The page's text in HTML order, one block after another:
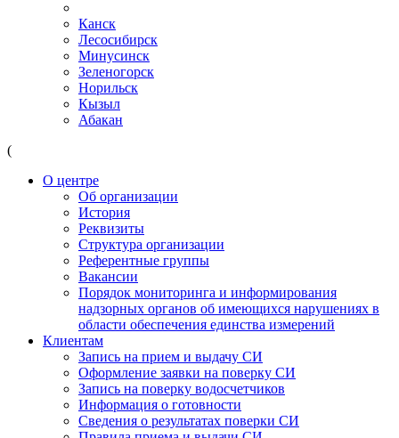
Канск
Лесосибирск
Минусинск
Зеленогорск
Норильск
Кызыл
Абакан
(
О центре
Об организации
История
Реквизиты
Структура организации
Референтные группы
Вакансии
Порядок мониторинга и информирования
надзорных органов об имеющихся нарушениях в
области обеспечения единства измерений
Клиентам
Запись на прием и выдачу СИ
Оформление заявки на поверку СИ
Запись на поверку водосчетчиков
Информация о готовности
Сведения о результатах поверки СИ